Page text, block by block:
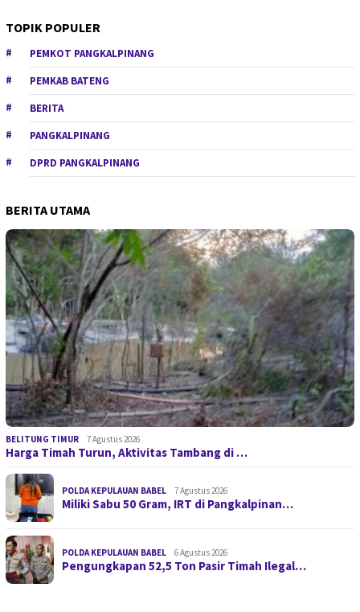
TOPIK POPULER
PEMKOT PANGKALPINANG
PEMKAB BATENG
BERITA
PANGKALPINANG
DPRD PANGKALPINANG
BERITA UTAMA
BELITUNG TIMUR 7 Agustus 2026
Harga Timah Turun, Aktivitas Tambang di …
POLDA KEPULAUAN BABEL 7 Agustus 2026
Miliki Sabu 50 Gram, IRT di Pangkalpinan…
POLDA KEPULAUAN BABEL 6 Agustus 2026
Pengungkapan 52,5 Ton Pasir Timah Ilegal…